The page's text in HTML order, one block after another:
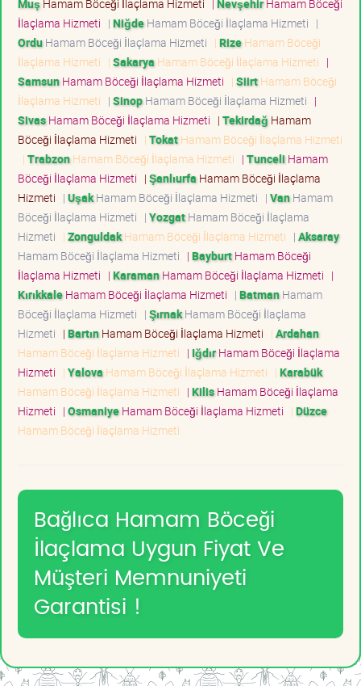
Muş Hamam Böceği İlaçlama Hizmeti | NevşehirHamam Böceği
İlaçlama Hizmeti | NiğdeHamam Böceği İlaçlama Hizmeti |
OrduHamam Böceği İlaçlama Hizmeti | RizeHamam Böceği
İlaçlama Hizmeti | Sakarya Hamam Böceği İlaçlama Hizmeti |
SamsunHamam Böceği İlaçlama Hizmeti | SiirtHamam Böceği
İlaçlama Hizmeti | SinopHamam Böceği İlaçlama Hizmeti |
SivasHamam Böceği İlaçlama Hizmeti | Tekirdağ Hamam
Böceği İlaçlama Hizmeti | TokatHamam Böceği İlaçlama Hizmeti
| TrabzonHamam Böceği İlaçlama Hizmeti | Tunceli Hamam
Böceği İlaçlama Hizmeti | Şanlıurfa Hamam Böceği İlaçlama
Hizmeti | UşakHamam Böceği İlaçlama Hizmeti | VanHamam
Böceği İlaçlama Hizmeti | YozgatHamam Böceği İlaçlama
Hizmeti | ZonguldakHamam Böceği İlaçlama Hizmeti | Aksaray
Hamam Böceği İlaçlama Hizmeti | BayburtHamam Böceği
İlaçlama Hizmeti | KaramanHamam Böceği İlaçlama Hizmeti |
KırıkkaleHamam Böceği İlaçlama Hizmeti | BatmanHamam
Böceği İlaçlama Hizmeti | ŞırnakHamam Böceği İlaçlama
Hizmeti | BartınHamam Böceği İlaçlama Hizmeti | Ardahan
Hamam Böceği İlaçlama Hizmeti | IğdırHamam Böceği İlaçlama
Hizmeti | Yalova Hamam Böceği İlaçlama Hizmeti | Karabük
Hamam Böceği İlaçlama Hizmeti | KilisHamam Böceği İlaçlama
Hizmeti | OsmaniyeHamam Böceği İlaçlama Hizmeti | Düzce
Hamam Böceği İlaçlama Hizmeti
Bağlıca Hamam Böceği
İlaçlama Uygun Fiyat Ve
Müşteri Memnuniyeti
Garantisi !